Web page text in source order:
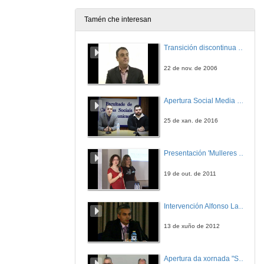
O enxeñeiro de organización industrial: un perfil polivalente. Intervención de Montserrat García
16 de abr. de 2015
16 de abr. de 2015
Tamén che interesan
Transición discontinua de partículas de microgel termosensible
22 de nov. de 2006
25 de xan. de 2016
Presentación 'Mulleres no software libre'
19 de out. de 2011
13 de xuño de 2012
Apertura da xornada "Smart-Energy, Smart-City"